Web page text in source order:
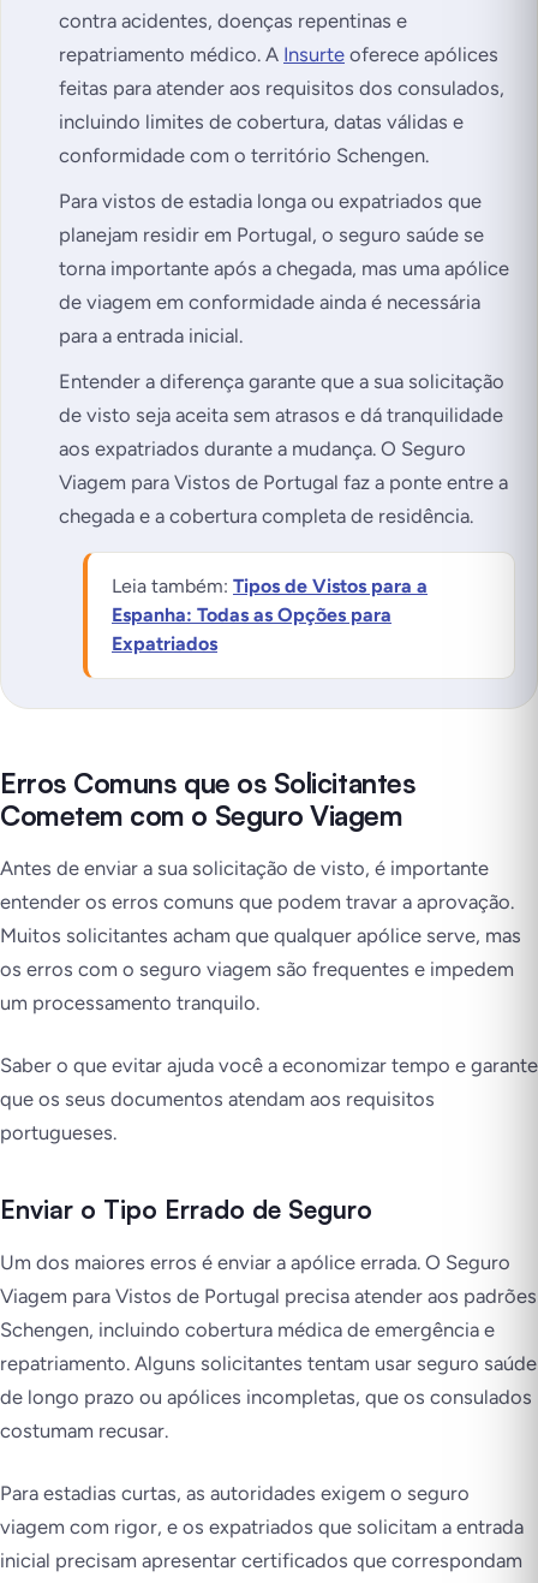
contra acidentes, doenças repentinas e
repatriamento médico. A Insurte oferece apólices
feitas para atender aos requisitos dos consulados,
incluindo limites de cobertura, datas válidas e
conformidade com o território Schengen.
Para vistos de estadia longa ou expatriados que
planejam residir em Portugal, o seguro saúde se
torna importante após a chegada, mas uma apólice
de viagem em conformidade ainda é necessária
para a entrada inicial.
Entender a diferença garante que a sua solicitação
de visto seja aceita sem atrasos e dá tranquilidade
aos expatriados durante a mudança. O Seguro
Viagem para Vistos de Portugal faz a ponte entre a
chegada e a cobertura completa de residência.
Leia também: Tipos de Vistos para a
Espanha: Todas as Opções para
Expatriados
Erros Comuns que os Solicitantes
Cometem com o Seguro Viagem
Antes de enviar a sua solicitação de visto, é importante
entender os erros comuns que podem travar a aprovação.
Muitos solicitantes acham que qualquer apólice serve, mas
os erros com o seguro viagem são frequentes e impedem
um processamento tranquilo.
Saber o que evitar ajuda você a economizar tempo e garante
que os seus documentos atendam aos requisitos
portugueses.
Enviar o Tipo Errado de Seguro
Um dos maiores erros é enviar a apólice errada. O Seguro
Viagem para Vistos de Portugal precisa atender aos padrões
Schengen, incluindo cobertura médica de emergência e
repatriamento. Alguns solicitantes tentam usar seguro saúde
de longo prazo ou apólices incompletas, que os consulados
costumam recusar.
Para estadias curtas, as autoridades exigem o seguro
viagem com rigor, e os expatriados que solicitam a entrada
inicial precisam apresentar certificados que correspondam